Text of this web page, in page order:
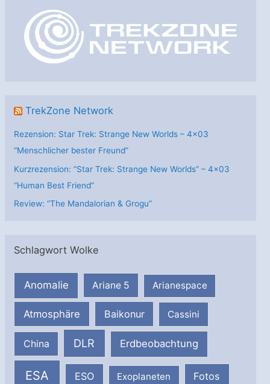
TrekZone Network
Rezension: Star Trek: Strange New Worlds – 4×03
“Menschlicher bester Freund”
Kurzrezension: “Star Trek: Strange New Worlds” – 4×03
“Human Best Friend”
Review: “The Mandalorian & Grogu”
Schlagwort Wolke
Anomalie Ariane 5 Arianespace
Atmosphäre Baikonur Cassini
China DLR Erdbeobachtung
ESA ESO Exoplaneten Fotos